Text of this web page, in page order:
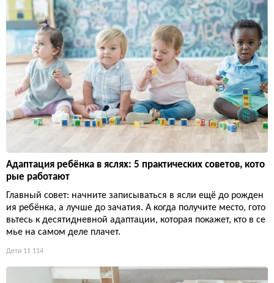
Адаптация ребёнка в яслях: 5 практических советов, кото
рые работают
Главный совет: начните записываться в ясли ещё до рожден
ия ребёнка, а лучше до зачатия. А когда получите место, гото
вьтесь к десятидневной адаптации, которая покажет, кто в се
мье на самом деле плачет.
Дети 11 114